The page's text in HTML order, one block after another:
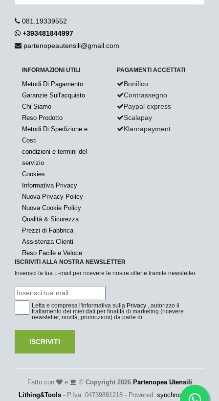
081.19339552
+393481844997
partenopeautensili@gmail.com
INFORMAZIONI UTILI
Metodi Di Pagamento
Garanzie Sull'acquisto
Chi Siamo
Reso Prodotto
Metodi Di Spedizione e
Costi
condizioni e termini del
servizio
Cookies
Informativa Privacy
Nuova Privacy Policy
Nuova Cookie Policy
Qualità & Sicurezza
Prezzi di Fabbrica
Assistenza Clienti
Reso Facile e Veloce
PAGAMENTI ACCETTATI
Bonifico
Contrassegno
Paypal express
Scalapay
Klarnapayment
ISCRIVITI ALLA NOSTRA NEWSLETTER
Inserisci la tua E-mail per ricevere le nostre offerte tramite newsletter.
Letta e compresa l'informativa sulla Privacy , autorizzo il
trattamento dei miei dati per finalità di marketing (ricevere
newsletter, novità, promozioni) da parte di
ISCRIVITI
Fatto con e © Copyright 2026 Partenopea Utensili
Lithing&Tools - P.Iva: 04739891218 - Powered: synchrosystem